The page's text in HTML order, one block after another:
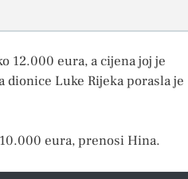
12.000 eura, a cijena joj je
dionice Luke Rijeka porasla je
eura, prenosi Hina.